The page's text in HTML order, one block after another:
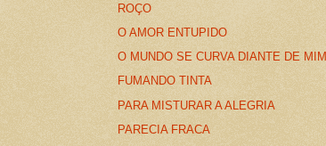
ROÇO
O AMOR ENTUPIDO
O MUNDO SE CURVA DIANTE DE MIM
FUMANDO TINTA
PARA MISTURAR A ALEGRIA
PARECIA FRACA